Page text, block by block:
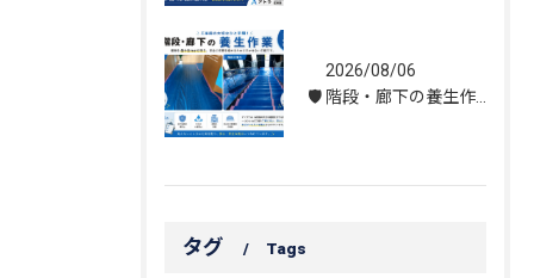
2026/08/06
タグ Tags